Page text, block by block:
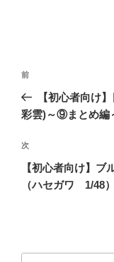
投
ナ
ゲ
ー
シ
前
の
投
前
【初心者向け
彩雲)～⑨まとめ編
次
の
投
次
【初心者向け】
（ハセガワ 1/48